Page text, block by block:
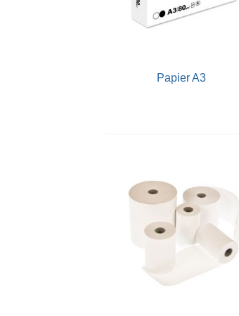
Vue rapide
papier A3